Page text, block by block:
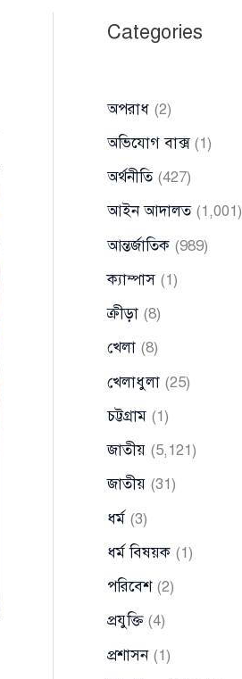
Categories
অপরাধ (2)
অভিযোগ বাক্স(1)
অর্থনীতি(427)
আইন আদালত(1,001)
আন্তর্জাতিক (989)
ক্যাম্পাস (1)
ক্রীড়া (8)
খেলা (8)
খেলাধুলা (25)
চট্টগ্রাম (1)
জাতীয় (5,121)
জাতীয় (31)
ধর্ম (3)
ধর্ম বিষয়ক (1)
পরিবেশ(2)
প্রযুক্তি(4)
প্রশাসন(1)